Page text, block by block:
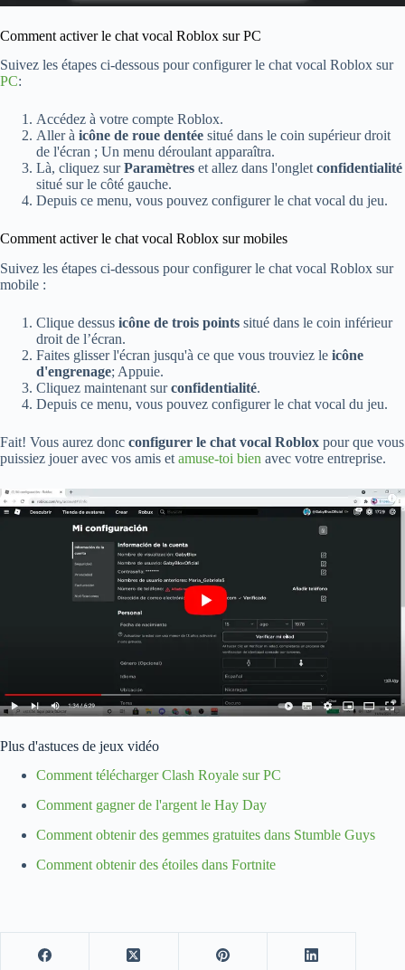
Comment activer le chat vocal Roblox sur PC
Suivez les étapes ci-dessous pour configurer le chat vocal Roblox sur
PC:
Accédez à votre compte Roblox.
Aller à icône de roue dentée situé dans le coin supérieur droit
de l'écran ; Un menu déroulant apparaîtra.
Là, cliquez surParamètres et allez dans l'ongletconfidentialité
situé sur le côté gauche.
Depuis ce menu, vous pouvez configurer le chat vocal du jeu.
Comment activer le chat vocal Roblox sur mobiles
Suivez les étapes ci-dessous pour configurer le chat vocal Roblox sur
mobile :
Clique dessus icône de trois points situé dans le coin inférieur
droit de l’écran.
Faites glisser l'écran jusqu'à ce que vous trouviez le icône
d'engrenage; Appuie.
Cliquez maintenant surconfidentialité.
Depuis ce menu, vous pouvez configurer le chat vocal du jeu.
Fait! Vous aurez donc configurer le chat vocal Roblox pour que vous
puissiez jouer avec vos amis et amuse-toi bien avec votre entreprise.
Plus d'astuces de jeux vidéo
Comment télécharger Clash Royale sur PC
Comment gagner de l'argent le Hay Day
Comment obtenir des gemmes gratuites dans Stumble Guys
Comment obtenir des étoiles dans Fortnite